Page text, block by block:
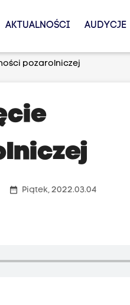
AKTUALNOŚCI AUDYCJE
pozarolniczej
date_range Piątek, 2022.03.04